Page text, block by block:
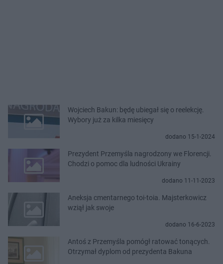
Wojciech Bakun: będę ubiegał się o reelekcję.
Wybory już za kilka miesięcy
dodano 15-1-2024
Prezydent Przemyśla nagrodzony we Florencji.
Chodzi o pomoc dla ludności Ukrainy
dodano 11-11-2023
Aneksja cmentarnego toi-toia. Majsterkowicz
wziął jak swoje
dodano 16-6-2023
Antoś z Przemyśla pomógł ratować tonących.
Otrzymał dyplom od prezydenta Bakuna